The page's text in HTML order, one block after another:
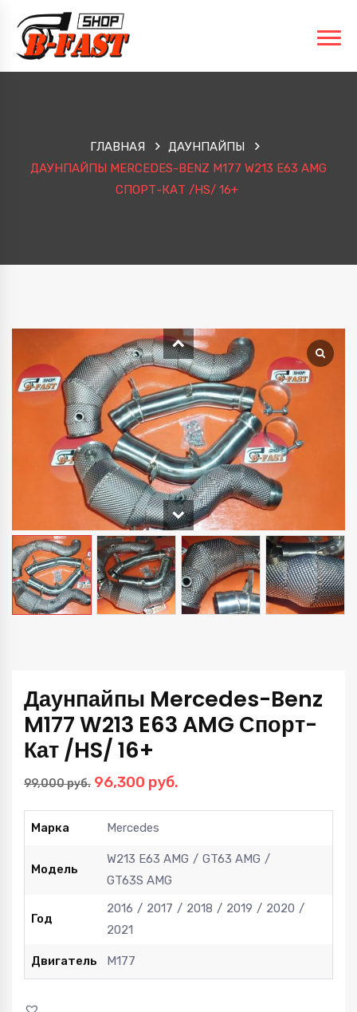
ГЛАВНАЯ
ДАУНПАЙПЫ
ДАУНПАЙПЫ MERCEDES-BENZ M177 W213 E63 AMG
СПОРТ-КАТ /HS/ 16+
Даунпайпы Mercedes-Benz
M177 W213 E63 AMG Спорт-
Кат /HS/ 16+
99,000руб. Первоначальная
составляла
96,300 руб.
Марка Mercedes
Модель
W213 E63 AMG
GT63 AMG
GT63S AMG
Год
2016 2017 2018 2019
2020
2021
Двигатель M177